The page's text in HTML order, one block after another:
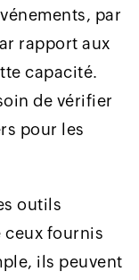
par
rapport aux
capacité.
de vérifier
pour les
outils
ceux fournis
ils peuvent